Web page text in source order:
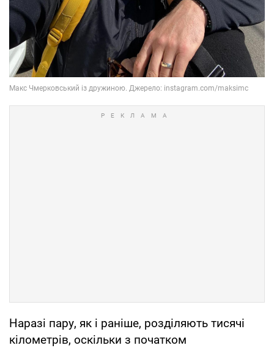
Наразі пару, як і раніше, розділяють тисячі
кілометрів, оскільки з початком